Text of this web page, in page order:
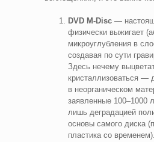
DVD M-Disc —
физически выжигает
микроуглубления в
создавая по сути
Здесь нечему
кристаллизоваться —
в неорганическом
заявленные 100–1000
лишь деградацией
основы самого диска
пластика со